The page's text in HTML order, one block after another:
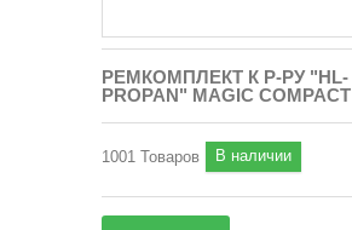
РЕМКОМПЛЕКТ К Р-РУ "HL-
PROPAN" MAGIC COMPACT
1001 Товаров В наличии